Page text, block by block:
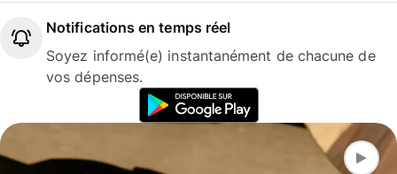
Notifications en temps réel
Soyez informé(e) instantanément de chacune de
vos dépenses.